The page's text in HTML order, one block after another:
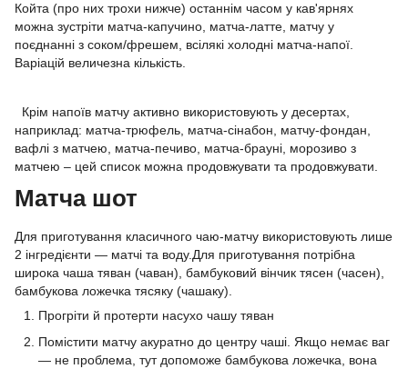
Койта (про них трохи нижче) останнім часом у кав'ярнях
можна зустріти матча-капучино, матча-латте, матчу у
поєднанні з соком/фрешем, всілякі холодні матча-напої.
Варіацій величезна кількість.
Крім напоїв матчу активно використовують у десертах,
наприклад: матча-трюфель, матча-сінабон, матчу-фондан,
вафлі з матчею, матча-печиво, матча-брауні, морозиво з
матчею – цей список можна продовжувати та продовжувати.
Матча шот
Для приготування класичного чаю-матчу використовують лише
2 інгредієнти — матчі та воду.Для приготування потрібна
широка чаша тяван (чаван), бамбуковий вінчик тясен (часен),
бамбукова ложечка тясяку (чашаку).
Прогріти й протерти насухо чашу тяван
Помістити матчу акуратно до центру чаші. Якщо немає ваг
— не проблема, тут допоможе бамбукова ложечка, вона